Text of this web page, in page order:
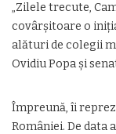
„Zilele trecute,
covârșitoare o
alături de colegii
Ovidiu Popa și
Împreună, îi
României. De data